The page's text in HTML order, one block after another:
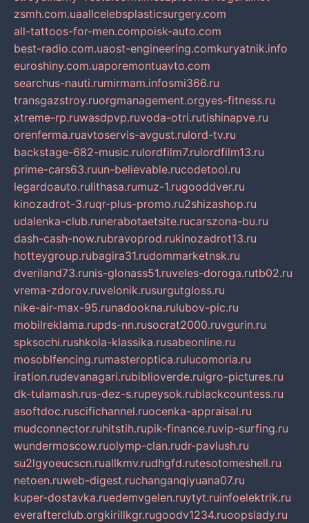
zsmh.com.uaallcelebsplasticsurgery.com
all-tattoos-for-men.compoisk-auto.com
best-radio.com.uaost-engineering.comkuryatnik.info
euroshiny.com.uaporemontuavto.com
searchus-nauti.rumirmam.infosmi366.ru
transgazstroy.ruorgmanagement.orgyes-fitness.ru
xtreme-rp.ruwasdpvp.ruvoda-otri.rutishinapve.ru
orenferma.ruavtoservis-avgust.rulord-tv.ru
backstage-682-music.rulordfilm7.rulordfilm13.ru
prime-cars63.ruun-believable.rucodetool.ru
legardoauto.rulithasa.rumuz-1.rugooddver.ru
kinozadrot-3.ruqr-plus-promo.ru2shizashop.ru
udalenka-club.runerabotaetsite.rucarszona-bu.ru
dash-cash-now.rubravoprod.rukinozadrot13.ru
hotteygroup.rubagira31.rudommarketnsk.ru
dveriland73.runis-glonass51.ruveles-doroga.rutb02.ru
vrema-zdorov.ruvelonik.rusurgutgloss.ru
nike-air-max-95.runadookna.rulubov-pic.ru
mobilreklama.rupds-nn.rusocrat2000.ruvgurin.ru
spksochi.rushkola-klassika.rusabeonline.ru
mosoblfencing.rumasteroptica.rulucomoria.ru
iration.rudevanagari.rubiblioverde.ruigro-pictures.ru
dk-tulamash.rus-dez-s.rupeysok.rublackcountess.ru
asoftdoc.ruscifichannel.ruocenka-appraisal.ru
mudconnector.ruhitstih.rupik-finance.ruvip-surfing.ru
wundermoscow.ruolymp-clan.rudr-pavlush.ru
su2lgyoeucscn.ruallkmv.rudhgfd.rutesotomeshell.ru
netoen.ruweb-digest.ruchanganqiyuana07.ru
kuper-dostavka.ruedemvgelen.ruytyt.ruinfoelektrik.ru
everafterclub.orgkirillkgr.rugoodv1234.ruoopslady.ru